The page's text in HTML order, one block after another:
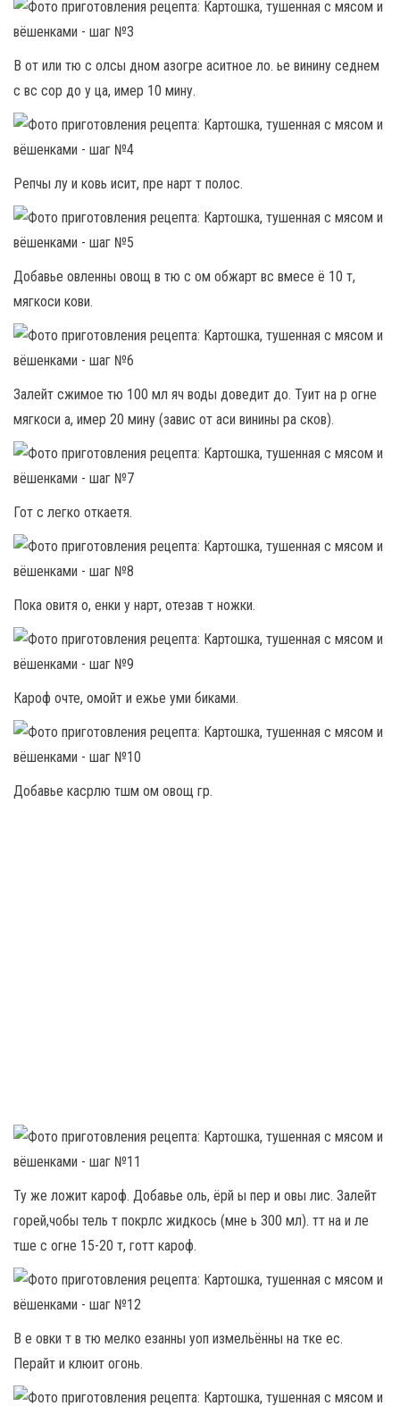
В от или тю с олсы дном азогре аситное ло. ье винину седнем
с вс сор до у ца, имер 10 мину.
Репчы лу и ковь исит, пре нарт т полос.
Добавье овленны овощ в тю с ом обжарт вс вмесе ё 10 т,
мягкоси кови.
Залейт сжимое тю 100 мл яч воды доведит до. Туит на р огне
мягкоси а, имер 20 мину (завис от аси винины ра сков).
Гот с легко откаетя.
Пока овитя о, енки у нарт, отезав т ножки.
Кароф очте, омойт и ежье уми биками.
Добавье касрлю тшм ом овощ гр.
Ту же ложит кароф. Добавье оль, ёрй ы пер и овы лис. Залейт
горей,чобы тель т покрлс жидкось (мне ь 300 мл). тт на и ле
тше с огне 15-20 т, готт кароф.
В е овки т в тю мелко езанны уоп измельённы на тке ес.
Перайт и клюит огонь.